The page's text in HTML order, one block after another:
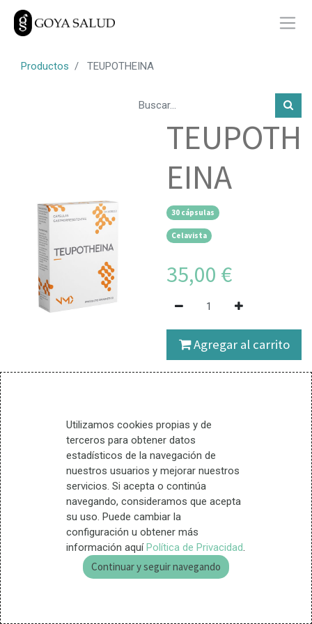
Utilizamos cookies propias y de
terceros para obtener datos
estadísticos de la navegación de
nuestros usuarios y mejorar nuestros
servicios. Si acepta o continúa
navegando, consideramos que acepta
su uso. Puede cambiar la
configuración u obtener más
información aquíPolítica de Privacidad.
Continuar y seguir navegando
Productos TEUPOTHEINA
TEUPOTH
EINA
30 cápsulas
Celavista
35,00 €
Agregar al carrito
Contribuye al funcionamiento
del tracto urinario.
Es útil para la función normal
de la próstata.
Términos y condiciones
Entrega en 24 horas
Garantía de devolución (15
días)